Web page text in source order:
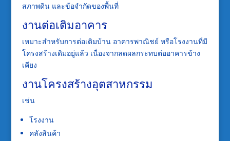
สภาพดิน และข้อจำกัดของพื้นที่
งานต่อเติมอาคาร
เหมาะสำหรับการต่อเติมบ้าน อาคารพาณิชย์ หรือโรงงานที่มี
โครงสร้างเดิมอยู่แล้ว เนื่องจากลดผลกระทบต่ออาคารข้าง
เคียง
งานโครงสร้างอุตสาหกรรม
เช่น
โรงงาน
คลังสินค้า